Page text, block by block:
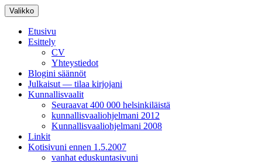
Siirry
sisältöön
Valikko
Etusivu
Esittely
CV
Yhteystiedot
Blogini säännöt
Julkaisut — tilaa kirjojani
Kunnallisvaalit
Seuraavat 400 000 helsinkiläistä
kunnallisvaaliohjelmani 2012
Kunnallisvaaliohjelmani 2008
Linkit
Kotisivuni ennen 1.5.2007
vanhat eduskuntasivuni